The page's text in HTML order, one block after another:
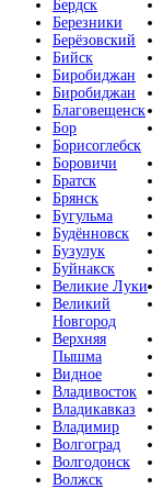
Бердск
Березники
Берёзовский
Бийск
Биробиджан
Биробиджан
Благовещенск
Бор
Борисоглебск
Боровичи
Братск
Брянск
Бугульма
Будённовск
Бузулук
Буйнакск
Великие Луки
Великий
Новгород
Верхняя
Пышма
Видное
Владивосток
Владикавказ
Владимир
Волгоград
Волгодонск
Волжск